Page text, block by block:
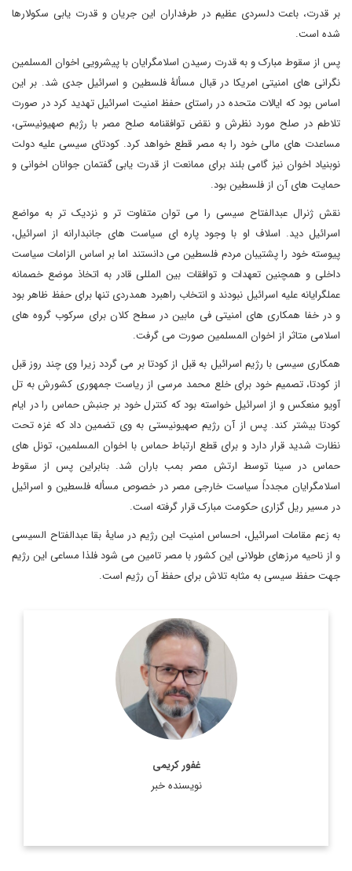
بر قدرت، باعت دلسردی عظیم در طرفداران این جریان و قدرت یابی سکولارها
شده است.
پس از سقوط مبارک و به قدرت رسیدن اسلامگرایان با پیشرویی اخوان المسلمین
نگرانی های امنیتی امریکا در قبال مسألۀ فلسطین و اسرائیل جدی شد. بر این
اساس بود که ایالات متحده در راستای حفظ امنیت اسرائیل تهدید کرد در صورت
تلاطم در صلح مورد نظرش و نقض توافقنامه صلح مصر با رژیم صهیونیستی،
مساعدت های مالی خود را به مصر قطع خواهد کرد. کودتای سیسی علیه دولت
نوبنیاد اخوان نیز گامی بلند برای ممانعت از قدرت یابی گفتمان جوانان اخوانی و
حمایت های آن از فلسطین بود.
نقش ژنرال عبدالفتاح سیسی را می توان متفاوت تر و نزدیک تر به مواضع
اسرائیل دید. اسلاف او با وجود پاره ای سیاست های جانبدارانه از اسرائیل،
پیوسته خود را پشتیبان مردم فلسطین می دانستند اما بر اساس الزامات سیاست
داخلی و همچنین تعهدات و توافقات بین المللی قادر به اتخاذ موضع خصمانه
عملگرایانه علیه اسرائیل نبودند و انتخاب راهبرد همدردی تنها برای حفظ ظاهر بود
و در خفا همکاری های امنیتی فی مابین در سطح کلان برای سرکوب گروه های
اسلامی متاثر از اخوان المسلمین صورت می گرفت.
همکاری سیسی با رژیم اسرائیل به قبل از کودتا بر می گردد زیرا وی چند روز قبل
از کودتا، تصمیم خود برای خلع محمد مرسی از ریاست جمهوری کشورش به تل
آویو منعکس و از اسرائیل خواسته بود که کنترل خود بر جنبش حماس را در ایام
کودتا بیشتر کند. پس از آن رژیم صهیونیستی به وی تضمین داد که غزه تحت
نظارت شدید قرار دارد و برای قطع ارتباط حماس با اخوان المسلمین، تونل های
حماس در سینا توسط ارتش مصر بمب باران شد. بنابراین پس از سقوط
اسلامگرایان مجدداً سیاست خارجی مصر در خصوص مسأله فلسطین و اسرائیل
در مسیر ریل گزاری حکومت مبارک قرار گرفته است.
به زعم مقامات اسرائیل، احساس امنیت این رژیم در سایۀ بقا عبدالفتاح السیسی
و از ناحیه مرزهای طولانی این کشور با مصر تامین می شود فلذا مساعی این رژیم
جهت حفظ سیسی به مثابه تلاش برای حفظ آن رژیم است.
غفور کریمی
نویسنده خبر
کارشناس مسائل سیاسی و بین الملل، روزنامه نگار و فعال رسانه ای
اطلاعات بیشتر